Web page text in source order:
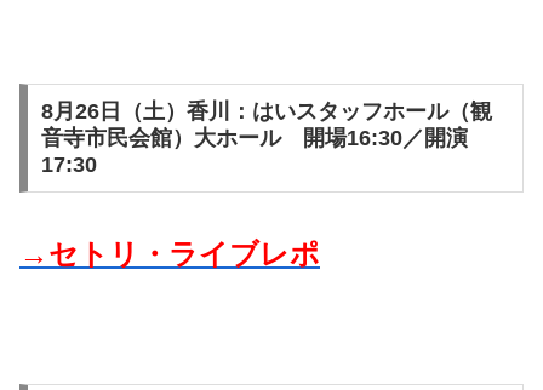
8月26日（土）香川：はいスタッフホール（観
音寺市民会館）大ホール 開場16:30／開演
17:30
→セトリ・ライブレポ